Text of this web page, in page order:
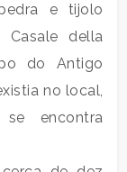
e tijolo
Casale della
do Antigo
no local,
encontra